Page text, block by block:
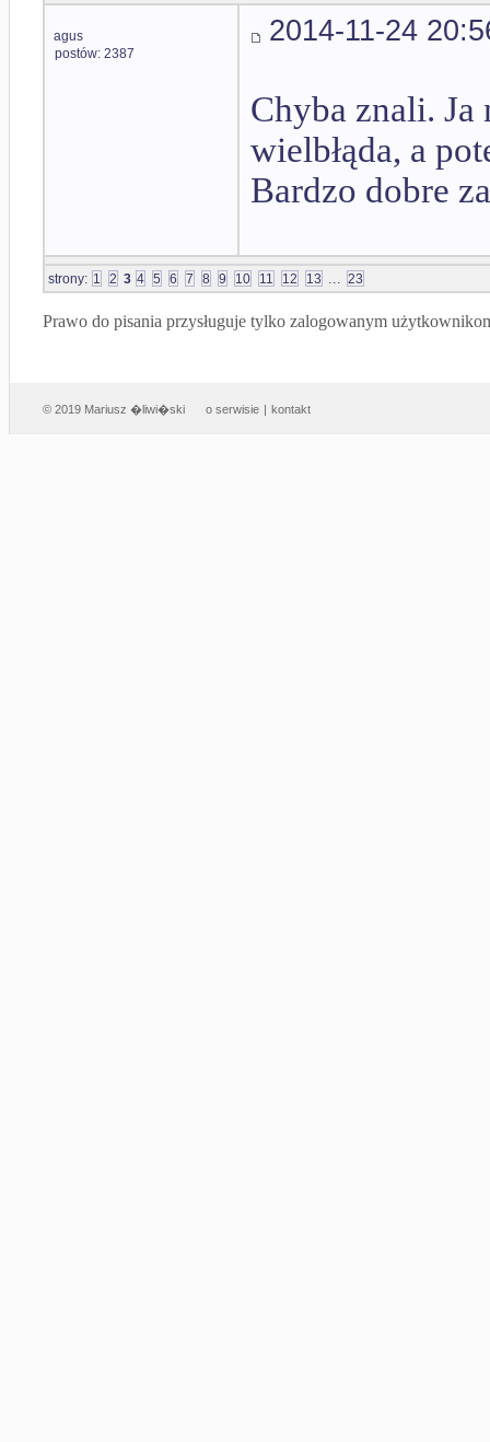
agus
postów: 2387
2014-11-24
Chyba znali. Ja
wielbłąda, a
Bardzo dobre
strony: 1 2 3 4 5 6 7 8 9 10 11 12 13 ... 23
Prawo do pisania przysługuje tylko zalogowanym
© 2019 Mariusz �liwi�ski o serwisie | kontakt